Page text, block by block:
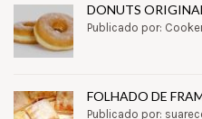
DONUTS
Publicado por:
FOLHADO DE
Publicado por: